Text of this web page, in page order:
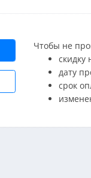
Чтобы не
скидку
дату
срок